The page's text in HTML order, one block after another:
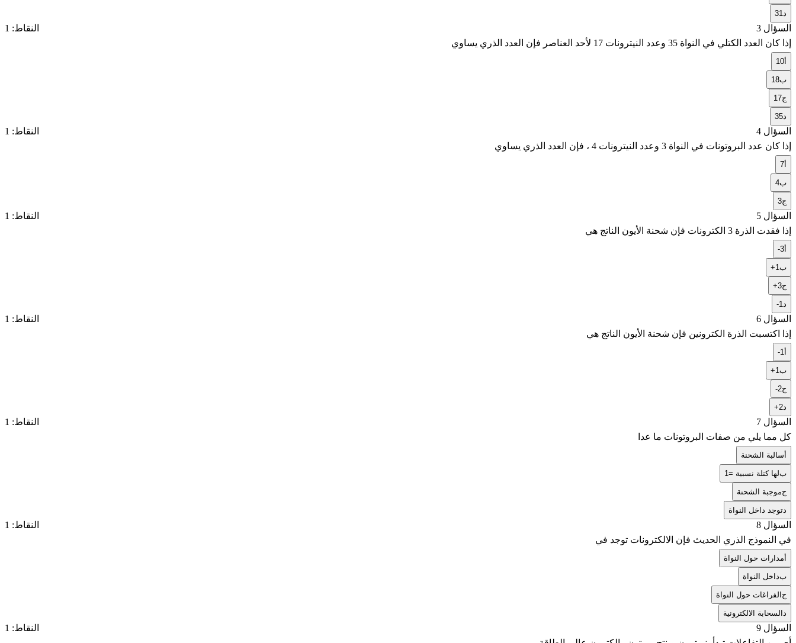
د 31
السؤال 3
النقاط: 1
إذا كان العدد الكتلي في النواة 35 وعدد النيترونات 17 لأحد العناصر فإن العدد الذري يساوي
أ10
ب18
ج17
د35
السؤال 4
النقاط: 1
إذا كان عدد البروتونات في النواة 3 وعدد النيترونات 4 ، فإن العدد الذري يساوي
أ7
ب4
ج3
السؤال 5
النقاط: 1
إذا فقدت الذرة 3 الكترونات فإن شحنة الأيون الناتج هي
أ-3
ب +1
ج+3
د -1
السؤال 6
النقاط: 1
إذا اكتسبت الذرة الكترونين فإن شحنة الأيون الناتج هي
أ -1
ب +1
ج-2
د+2
السؤال 7
النقاط: 1
كل مما يلي من صفات البروتونات ما عدا
أسالبة الشحنة
بلها كتلة نسبية =1
جموجبة الشحنة
دتوجد داخل النواة
السؤال 8
النقاط: 1
في النموذج الذري الحديث فإن الالكترونات توجد في
أمدارات حول النواة
بداخل النواة
ج الفراغات حول النواة
د السحابة الالكترونية
السؤال 9
النقاط: 1